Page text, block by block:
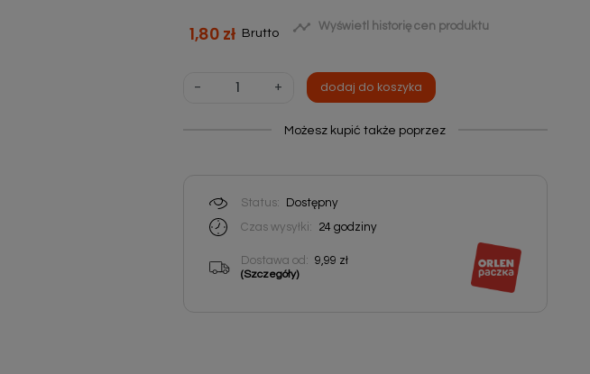
1,80 zł Brutto  Wyświetl historię cen produktu
- + dodaj do koszyka
Możesz kupić także poprzez
Status:
Dostępny
Czas wysyłki:
24 godziny
Dostawa od: 9,99 zł
(Szczegóły)